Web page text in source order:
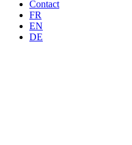
Contact
FR
EN
DE